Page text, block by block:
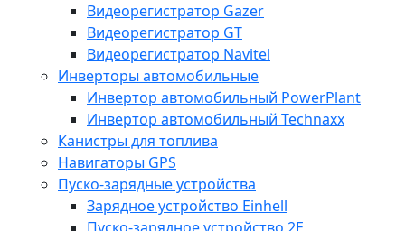
Видеорегистратор Gazer
Видеорегистратор GT
Видеорегистратор Navitel
Инверторы автомобильные
Инвертор автомобильный PowerPlant
Инвертор автомобильный Technaxx
Канистры для топлива
Навигаторы GPS
Пуско-зарядные устройства
Зарядное устройство Einhell